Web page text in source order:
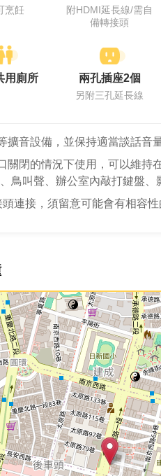
烹飪
附HDMI延長線/需自
備轉接頭
用廁所 兩孔插座2個
另附三孔延長線
擴音設備，並保持適當談話音
關閉的情況下使用，可以維持
鳥叫聲、辦公室內敲打鍵盤、
連接，須留意可能會有相容